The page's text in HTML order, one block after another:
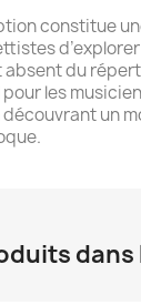
constitue
d’explorer
du
pour les
un
dans